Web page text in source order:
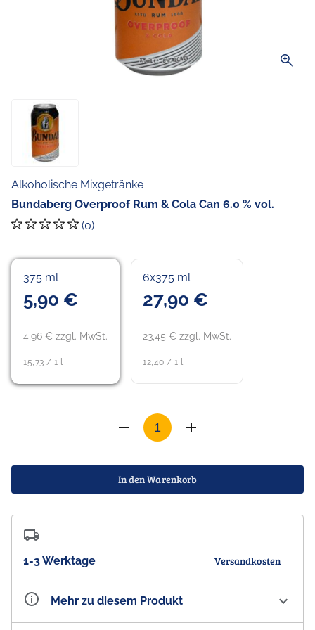
zoom_in
Alkoholische Mixgetränke
Bundaberg Overproof Rum & Cola Can 6.0 % vol.
(0)
375 ml
5,90 €
4,96 € zzgl. MwSt.
15,73 / 1 l
6x375 ml
27,90 €
23,45 € zzgl. MwSt.
12,40 / 1 l
In den Warenkorb
1-3 Werktage Versandkosten
Mehr zu diesem Produkt